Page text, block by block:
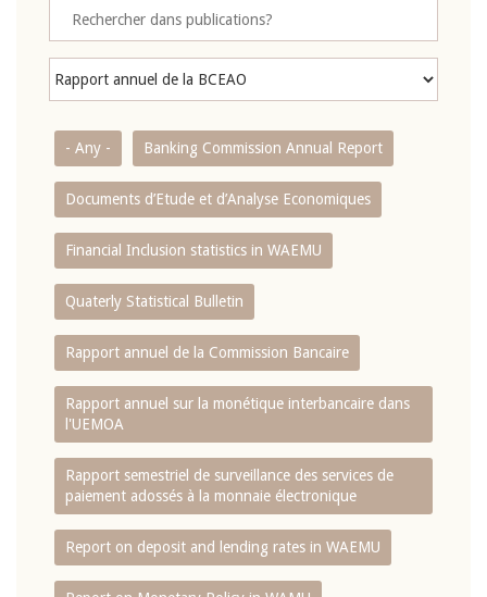
- Any - Banking Commission Annual Report
Documents d’Etude et d’Analyse Economiques
Financial Inclusion statistics in WAEMU
Quaterly Statistical Bulletin
Rapport annuel de la Commission Bancaire
Rapport annuel sur la monétique interbancaire dans
l'UEMOA
Rapport semestriel de surveillance des services de
paiement adossés à la monnaie électronique
Report on deposit and lending rates in WAEMU